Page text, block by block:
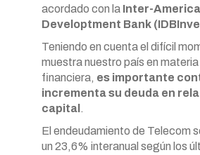
acordado con la Inter-
Developtment Bank
Teniendo en cuenta el difícil
muestra nuestro país en
financiera, es importante
incrementa su deuda en
capital .
El endeudamiento de Telecom
un 23,6% interanual según los